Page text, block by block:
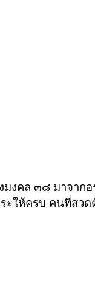
งคล ๓๘ มาจากอ
ะให้ครบ คนที่สวด